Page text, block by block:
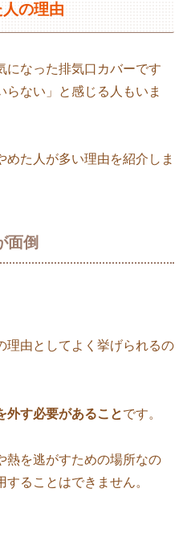
の理由
になった排気口カバーです
らない」と感じる人もいま
めた人が多い理由を紹介しま
面倒
理由としてよく挙げられるの
外す必要があることです。
熱を逃がすための場所なの
ることはできません。